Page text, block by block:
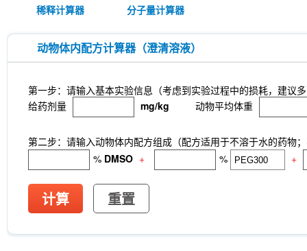
稀释计算器 分子量计算器
动物体内配方计算器（澄清溶液）
第一步：请输入基本实验信息（考虑到实验过程中的损耗，建议
给药剂量
mg/kg 动物平均体重
第二步：请输入动物体内配方组成（配方适用于不溶于水的药物
% DMSO + % +
计算 重置